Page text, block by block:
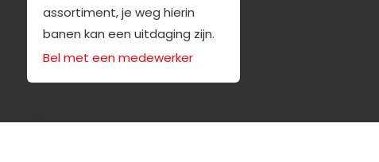
assortiment, je weg hierin
banen kan een uitdaging zijn.
Bel met een medewerker